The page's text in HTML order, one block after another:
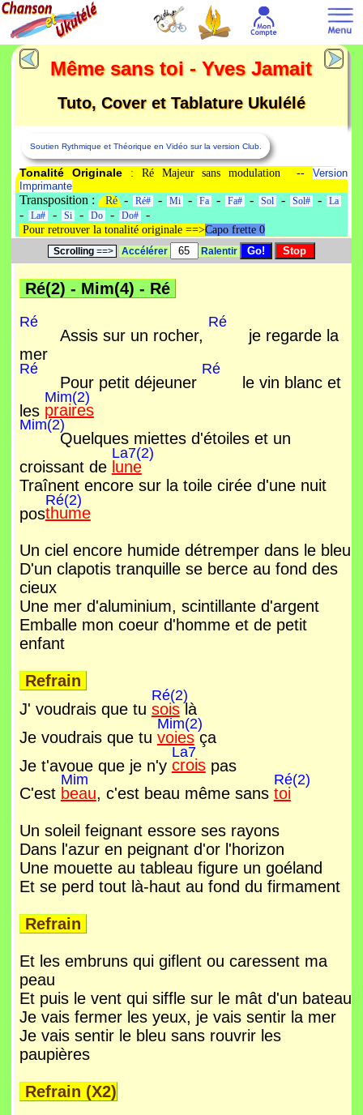
Même sans toi - Yves Jamait
Tuto, Cover et Tablature Ukulélé
Soutien Rythmique et Théorique en Vidéo sur la version Club.
Tonalité Originale: Ré Majeur sans modulation --Version
Imprimante
Transposition : Ré- Ré# - Mi - Fa - Fa# - Sol - Sol# - La
- La# - Si - Do - Do# -
Pour retrouver la tonalité originale ==>Capo frette 0
Scrolling ==> Accélérer Ralentir
Ré(2) - Mim(4) - Ré
Ré
Assis sur un rocher,
Ré
je regarde la
mer
Ré
Pour petit déjeuner
Ré
le vin blanc et
les
Mim(2)
praires
Mim(2)
Quelques miettes d'étoiles et un
croissant de
La7(2)
lune
Traînent encore sur la toile cirée d'une nuit
pos
Ré(2)
thume
Un ciel encore humide détremper dans le bleu
D'un clapotis tranquille se berce au fond des
cieux
Une mer d'aluminium, scintillante d'argent
Emballe mon coeur d'homme et de petit
enfant
Refrain
J' voudrais que tu
Ré(2)
soislà
Je voudrais que tu
Mim(2)
voiesça
Je t'avoue que je n'y
La7
croispas
C'est
Mim
beau, c'est beau même sans
Ré(2)
toi
Un soleil feignant essore ses rayons
Dans l'azur en peignant d'or l'horizon
Une mouette au tableau figure un goéland
Et se perd tout là-haut au fond du firmament
Refrain
Et les embruns qui giflent ou caressent ma
peau
Et puis le vent qui siffle sur le mât d'un bateau
Je vais fermer les yeux, je vais sentir la mer
Je vais sentir le bleu sans rouvrir les
paupières
Refrain (X2)